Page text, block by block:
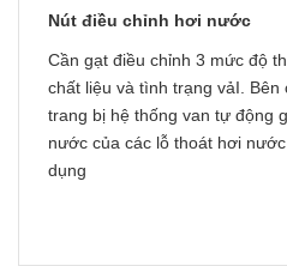
Nút điều chỉnh hơi nước
Cần gạt điều chỉnh 3 mức độ
chất liệu và tình trạng vảI.
trang bị hệ thống van tự động
nước của các lỗ thoát hơi
dụng